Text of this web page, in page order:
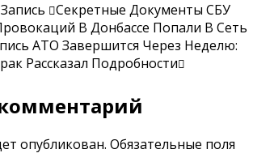
Секретные Документы СБУ
В Донбассе Попали В Сеть
АТО Завершится Через Неделю:
Рассказал Подробности
опубликован. Обязательные поля